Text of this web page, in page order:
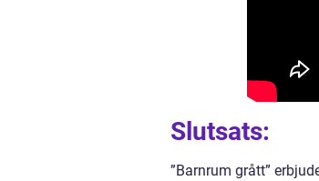
Slutsats:
”Barnrum grått”